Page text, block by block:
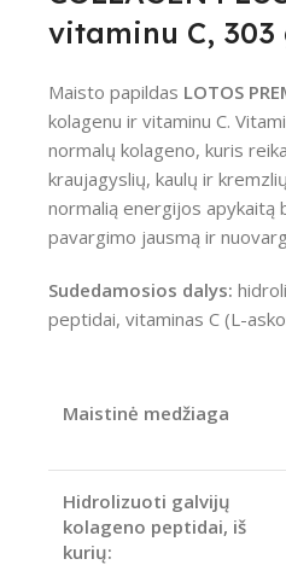
vitaminu C,
Maisto papildas LOTOS
kolagenu ir vitaminu C.
normalų kolageno, kuris
kraujagyslių, kaulų ir
normalią energijos apykaitą
pavargimo jausmą ir
Sudedamosios dalys:
peptidai, vitaminas C (L-
Maistinė medžiaga
Hidrolizuoti galvijų
kolageno peptidai, iš
kurių: